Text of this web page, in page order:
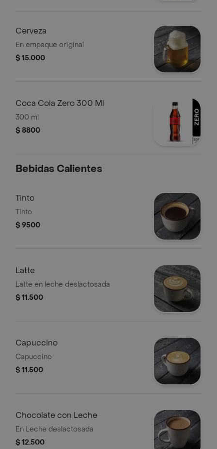
Cerveza
En empaque original
$ 15.000
Coca Cola Zero 300 Ml
300 ml
$ 8800
Bebidas Calientes
Tinto
Tinto
$ 9500
Latte
Latte en leche deslactosada
$ 11.500
Capuccino
Capuccino
$ 11.500
Chocolate con Leche
En Leche deslactosada
$ 12.500